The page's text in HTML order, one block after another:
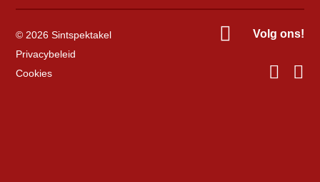
© 2026 Sintspektakel
Privacybeleid
Cookies
 Volg ons!

